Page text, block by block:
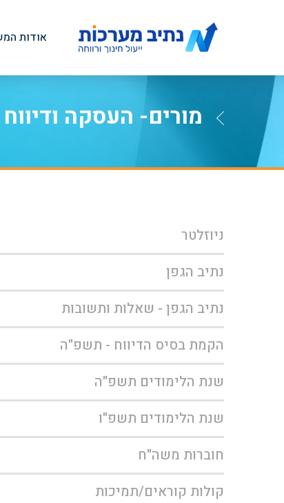
אודות
מורים- העסקה ודיווח
ניוזלטר
נתיב הגפן
נתיב הגפן - שאלות ותשובות
הקמת בסיס הדיווח - תשפ"ה
שנת הלימודים תשפ"ה
שנת הלימודים תשפ"ו
חוברות משה"ח
קולות קוראים/תמיכות